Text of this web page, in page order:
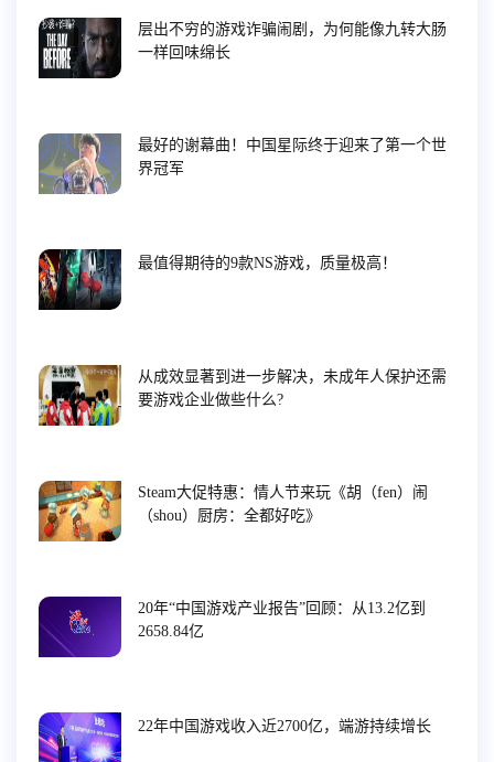
层出不穷的游戏诈骗闹剧，为何能像九转大肠
一样回味绵长
最好的谢幕曲！中国星际终于迎来了第一个世
界冠军
最值得期待的9款NS游戏，质量极高！
从成效显著到进一步解决，未成年人保护还需
要游戏企业做些什么?
Steam大促特惠：情人节来玩《胡（fen）闹
（shou）厨房：全都好吃》
20年“中国游戏产业报告”回顾：从13.2亿到
2658.84亿
22年中国游戏收入近2700亿，端游持续增长